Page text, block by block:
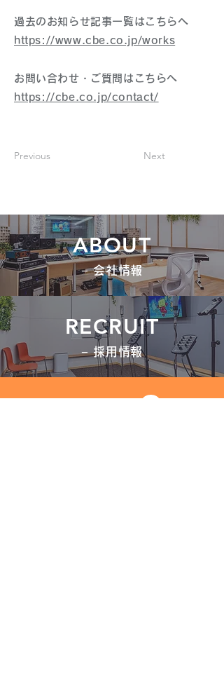
過去のお知らせ記事一覧はこちらへ
https://www.cbe.co.jp/works
お問い合わせ・ご質問はこちらへ
https://cbe.co.jp/contact/
Previous Next
ABOUT
− 会社情報
RECRUIT
− 採用情報
CONTACT